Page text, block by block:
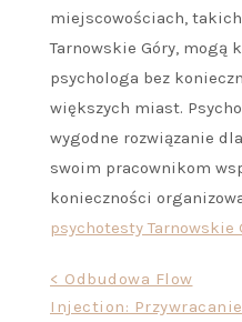
miejscowościach,
Tarnowskie Góry, mogą
psychologa bez
większych miast.
wygodne rozwiązanie
swoim pracownikom
konieczności
psychotesty Tarnowskie
Nawigacja< Odbudowa Flow
Injection: Przywracanie